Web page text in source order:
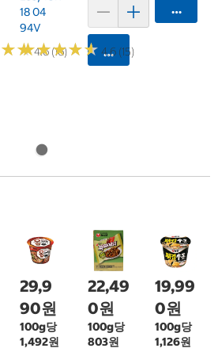
★★
★★4.6 (16)
18 04
94V
★★★★★
★★★★★ 4.6 (15)
카트에 담기
카트에
29,9
90원
100g당
1,492원
22,49
0원
100g당
803원
19,99
0원
100g당
1,126원